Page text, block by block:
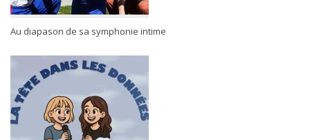
Au diapason de sa symphonie intime